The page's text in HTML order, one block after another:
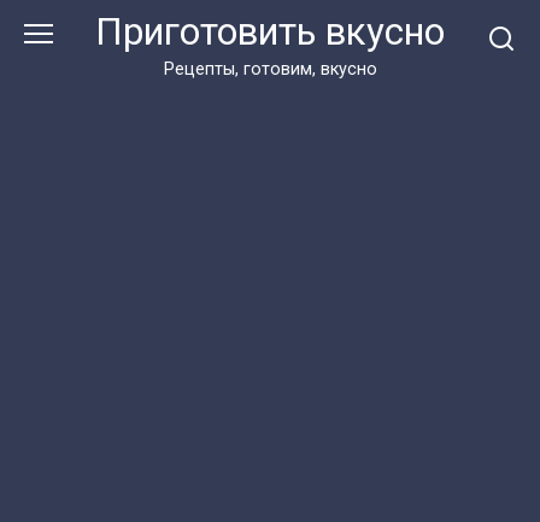
Приготовить вкусно
Рецепты, готовим, вкусно